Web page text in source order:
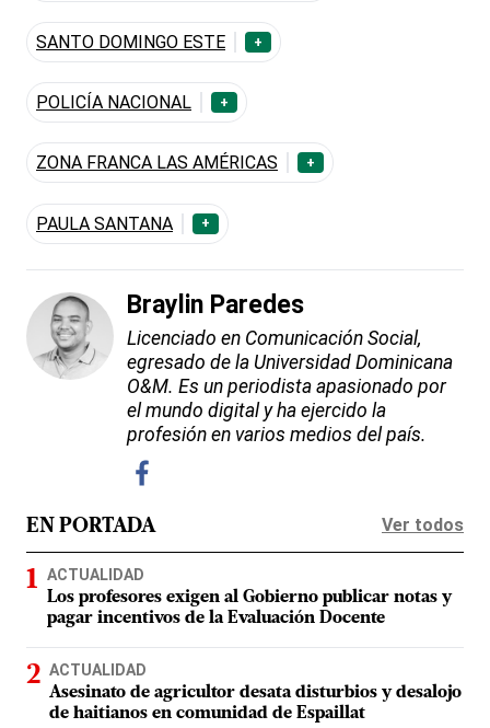
SANTO DOMINGO ESTE +
POLICÍA NACIONAL +
ZONA FRANCA LAS AMÉRICAS +
PAULA SANTANA +
Braylin Paredes
Licenciado en Comunicación Social,
egresado de la Universidad Dominicana
O&M. Es un periodista apasionado por
el mundo digital y ha ejercido la
profesión en varios medios del país.
EN PORTADA Ver todos
ACTUALIDAD
Los profesores exigen al Gobierno publicar notas y
pagar incentivos de la Evaluación Docente
ACTUALIDAD
Asesinato de agricultor desata disturbios y desalojo
de haitianos en comunidad de Espaillat